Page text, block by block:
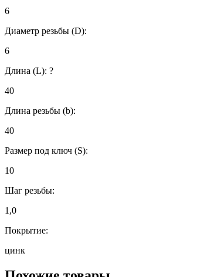
6
Диаметр резьбы (D):
6
Длина (L): ?
40
Длина резьбы (b):
40
Размер под ключ (S):
10
Шаг резьбы:
1,0
Покрытие:
цинк